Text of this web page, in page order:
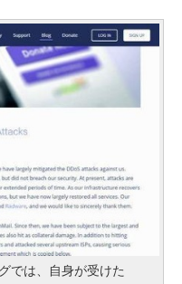
では、自身が受けた